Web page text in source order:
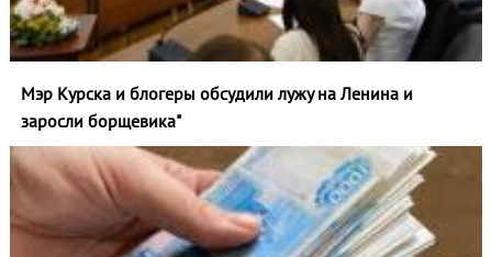
Мэр Курска и блогеры обсудили лужу на Ленина и
заросли борщевика"